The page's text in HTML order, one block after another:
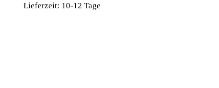
Lieferzeit: 10-12 Tage